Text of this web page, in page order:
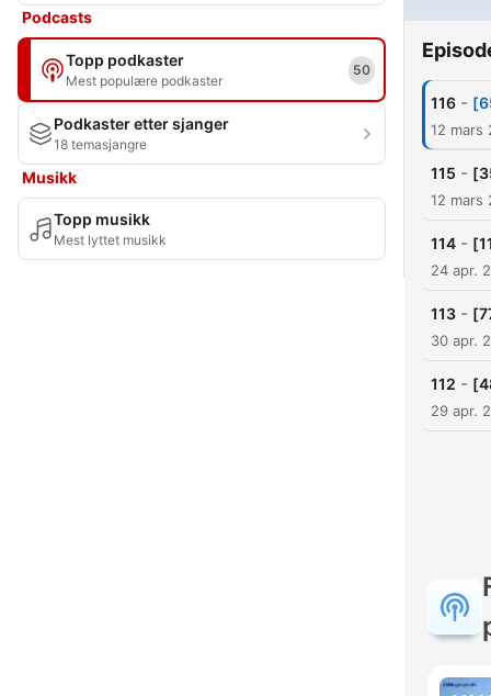
Podcasts
Topp podkaster
Mest populære podkaster
50
Podkaster etter sjanger
18 temasjangre
Musikk
Topp musikk
Mest lyttet musikk
116 -
12 mars
115 -
12 mars
114 -
24 apr.
113 -
30 apr.
112 -
29 apr.